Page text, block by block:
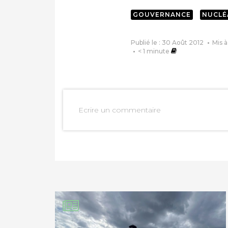
PARTAGER SUR
PARTAGER SUR
GOUVERNANCE
Publié le : 30 Août 2012
Mis
< 1 minute
Ecrire un commentaire